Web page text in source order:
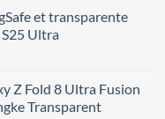
et transparente
Ultra
Z Fold 8 Ultra Fusion
Transparent